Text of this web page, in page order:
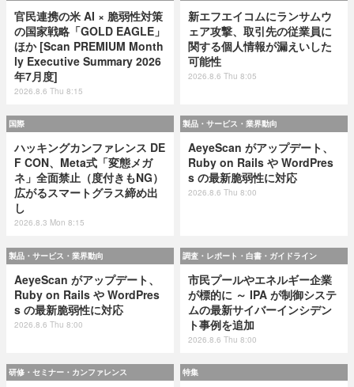
官民連携の米 AI × 脆弱性対策
の国家戦略「GOLD EAGLE」
ほか [Scan PREMIUM Month
ly Executive Summary 2026
年7月度]
2026.8.6 Thu 8:15
新エフエイコムにランサムウ
ェア攻撃、取引先の従業員に
関する個人情報が漏えいした
可能性
2026.8.6 Thu 8:05
国際
ハッキングカンファレンス DE
F CON、Meta式「変態メガ
ネ」全面禁止（度付きもNG）
広がるスマートグラス締め出
し
2026.8.3 Mon 8:15
製品・サービス・業界動向
AeyeScan がアップデート、
Ruby on Rails や WordPres
s の最新脆弱性に対応
2026.8.6 Thu 8:00
製品・サービス・業界動向
AeyeScan がアップデート、
Ruby on Rails や WordPres
s の最新脆弱性に対応
2026.8.6 Thu 8:00
調査・レポート・白書・ガイドライン
市民プールやエネルギー企業
が標的に ～ IPA が制御システ
ムの最新サイバーインシデン
ト事例を追加
2026.8.6 Thu 8:00
研修・セミナー・カンファレンス 特集